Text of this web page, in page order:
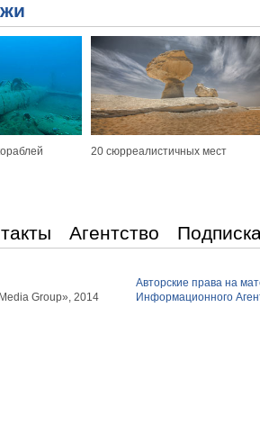
20 сюрреалистичных мест
Агентство
Group», 2014
Авторские права на
Информационного